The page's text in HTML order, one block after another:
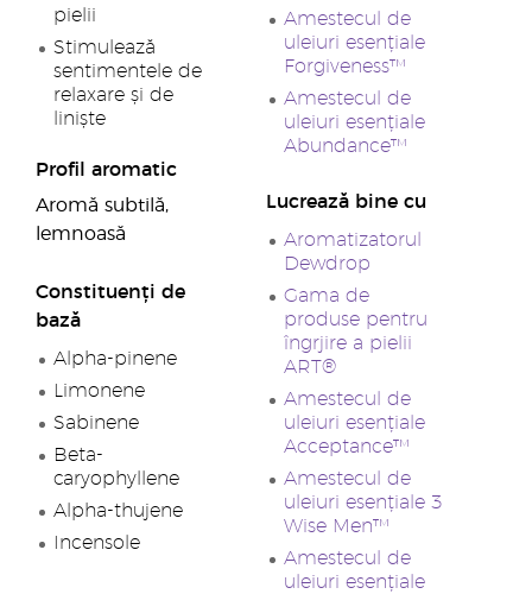
pielii
Stimulează
sentimentele de
relaxare și de
liniște
Profil aromatic
Aromă subtilă,
lemnoasă
Constituenți de
bază
Alpha-pinene
Limonene
Sabinene
Beta-
caryophyllene
Alpha-thujene
Incensole
Amestecul de
uleiuri esențiale
Forgiveness™
Amestecul de
uleiuri esențiale
Abundance™
Lucrează bine cu
Aromatizatorul
Dewdrop
Gama de
produse pentru
îngrjire a pielii
ART®
Amestecul de
uleiuri esențiale
Acceptance™
Amestecul de
uleiuri esențiale 3
Wise Men™
Amestecul de
uleiuri esențiale